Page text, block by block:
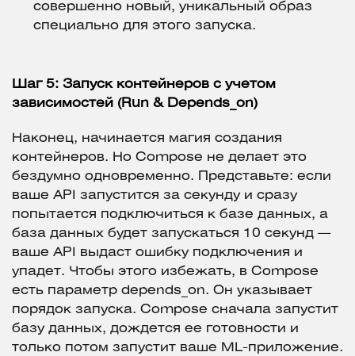
совершенно новый, уникальный образ
специально для этого запуска.
Шаг 5: Запуск контейнеров с учетом
зависимостей (Run & Depends_on)
Наконец, начинается магия создания
контейнеров. Но Compose не делает это
бездумно одновременно. Представьте: если
ваше API запустится за секунду и сразу
попытается подключиться к базе данных, а
база данных будет запускаться 10 секунд —
ваше API выдаст ошибку подключения и
упадет. Чтобы этого избежать, в Compose
есть параметр depends_on. Он указывает
порядок запуска. Compose сначала запустит
базу данных, дождется ее готовности и
только потом запустит ваше ML-приложение.